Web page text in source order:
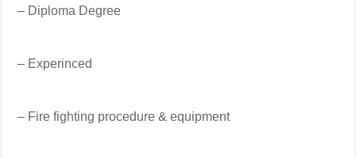
– Diploma Degree
– Experinced
– Fire fighting procedure & equipment